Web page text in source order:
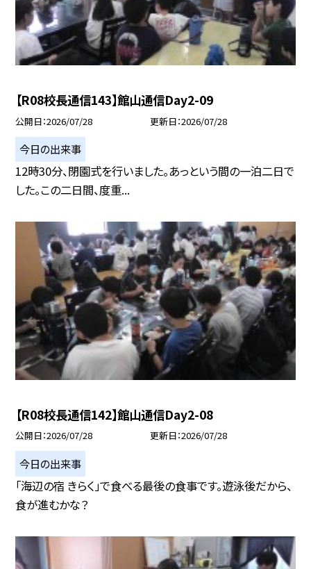
【R08校長通信143】館山通信Day2-09
公開日 2026/07/28 更新日 2026/07/28
今日の出来事
12時30分、閉園式を行いました。あっという間の一泊二日で
した。この二日間、度重...
【R08校長通信142】館山通信Day2-08
公開日 2026/07/28 更新日 2026/07/28
今日の出来事
「海辺の宿 きらく」で食べる最後の食事です。遊泳後だから、
食が進むかな？